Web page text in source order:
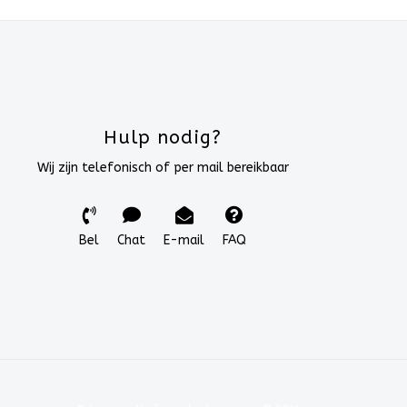
Hulp nodig?
Wij zijn telefonisch of per mail bereikbaar
Bel Chat E-mail FAQ